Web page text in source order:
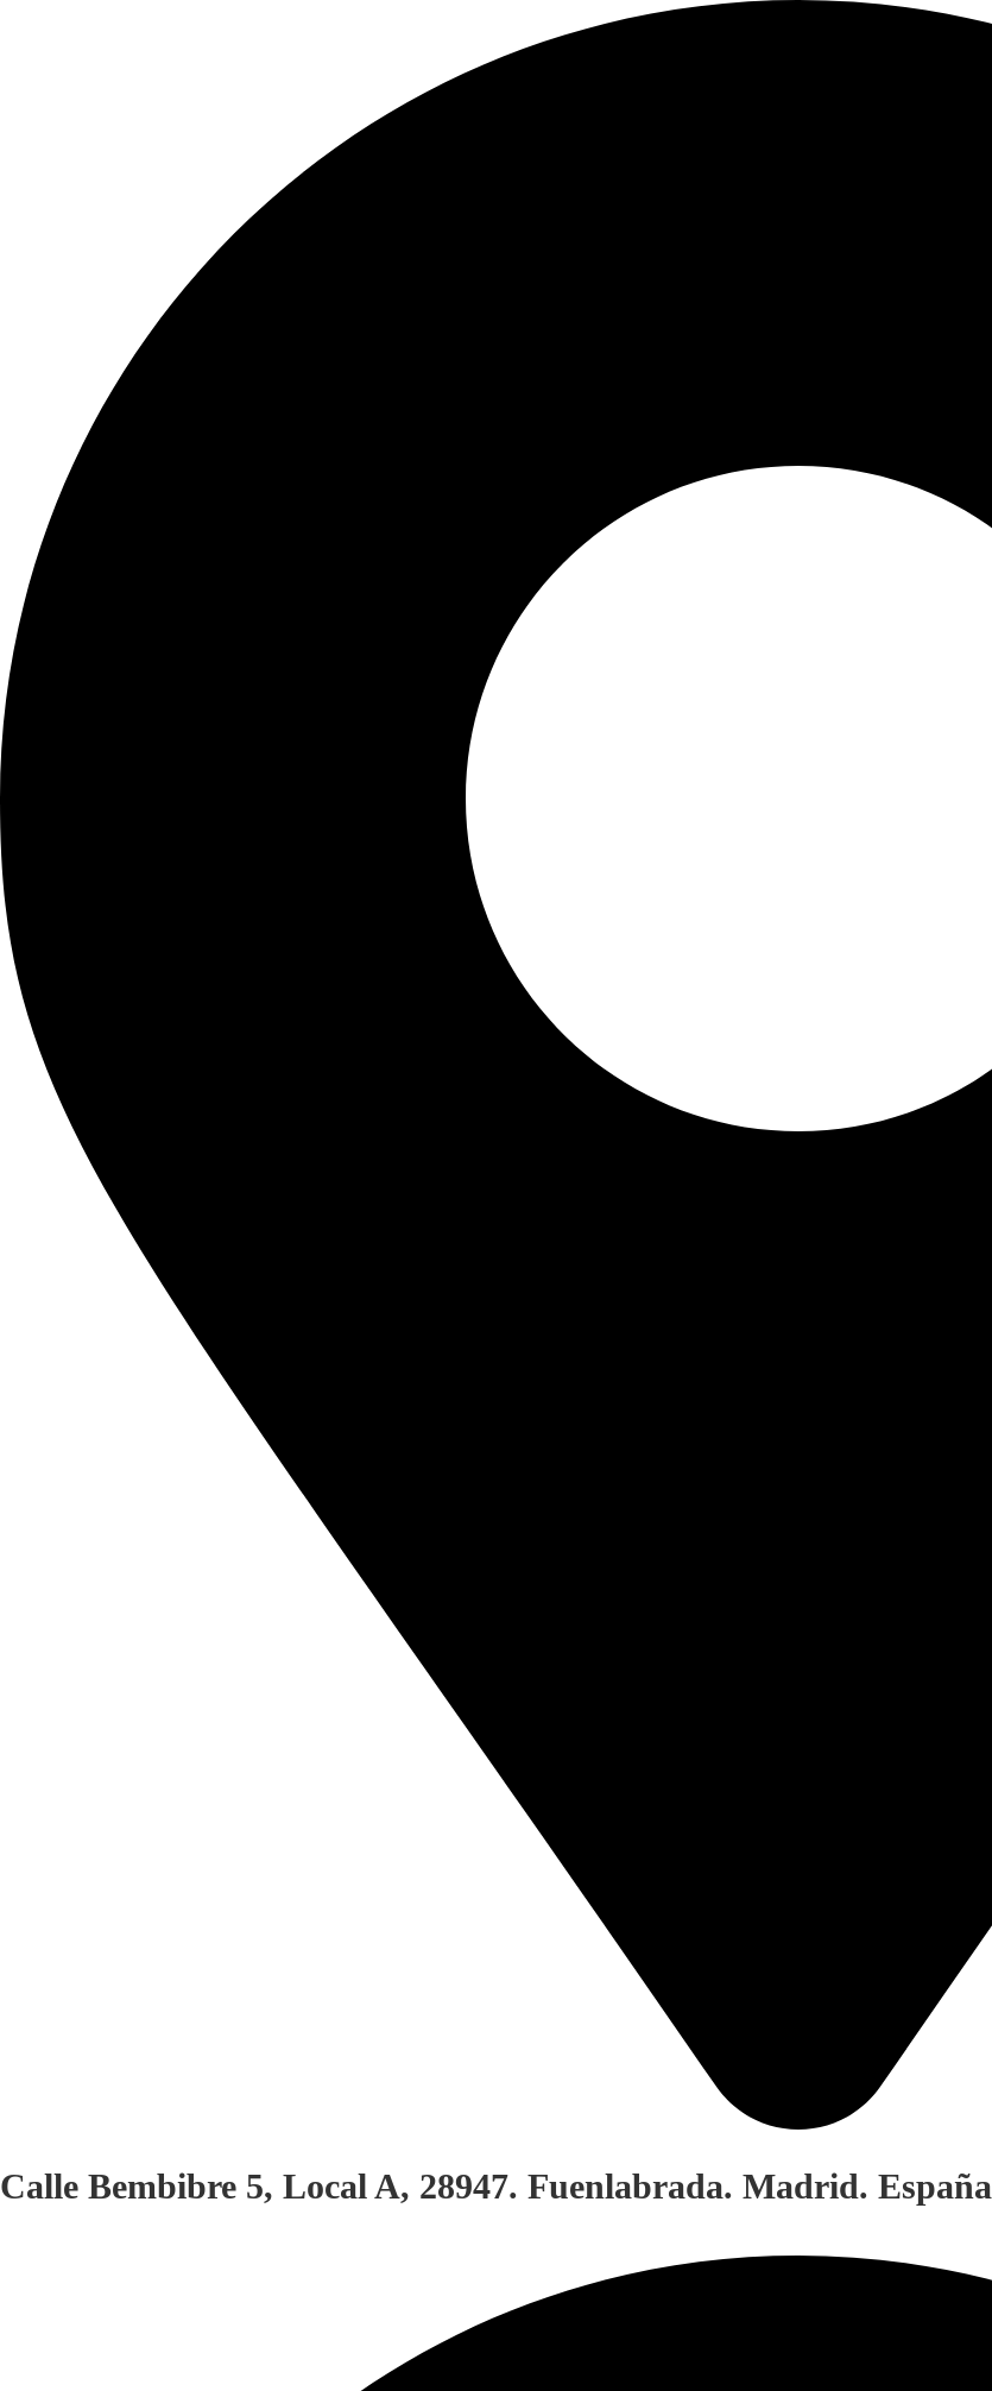
Calle Bembibre 5, Local A, 28947. Fuenlabrada. Madrid. España